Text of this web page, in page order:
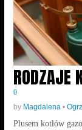
RODZAJE
0
by Magdalena•
Plusem kotłów